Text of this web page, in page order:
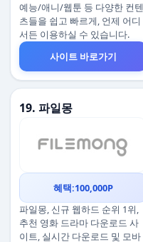
예능/애니/웹툰 등 다양한 컨텐
츠들을 쉽고 빠르게, 언제 어디
서든 이용하실 수 있습니다.
사이트 바로가기
19. 파일몽
혜택:100,000P
파일몽, 신규 웹하드 순위 1위,
추천 영화 드라마 다운로드 사
이트, 실시간 다운로드 및 모바